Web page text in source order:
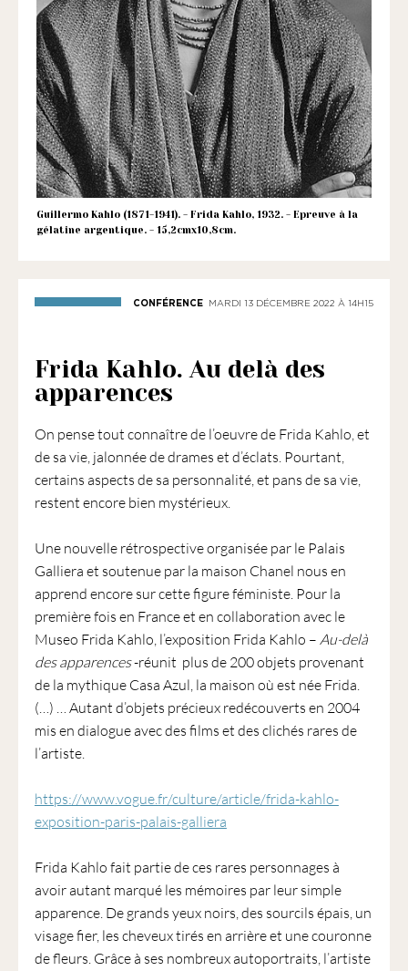
1901
ayant
une
vocation
culturelle.
Guillermo Kahlo (1871-1941). - Frida Kahlo, 1932. - Epreuve à la
gélatine argentique. - 15,2cmx10,8cm.
CONFÉRENCE MARDI 13 DÉCEMBRE 2022 À 14H15
Frida Kahlo. Au delà des
apparences
On pense tout connaître de l’oeuvre de Frida Kahlo, et
de sa vie, jalonnée de drames et d’éclats. Pourtant,
certains aspects de sa personnalité, et pans de sa vie,
restent encore bien mystérieux.
Une nouvelle rétrospective organisée par le Palais
Galliera et soutenue par la maison Chanel nous en
apprend encore sur cette figure féministe. Pour la
première fois en France et en collaboration avec le
Museo Frida Kahlo, l’exposition Frida Kahlo – Au-delà
des apparences-réunit plus de 200 objets provenant
de la mythique Casa Azul, la maison où est née Frida.
(…) … Autant d’objets précieux redécouverts en 2004
mis en dialogue avec des films et des clichés rares de
l’artiste.
https://www.vogue.fr/culture/article/frida-kahlo-
exposition-paris-palais-galliera
Frida Kahlo fait partie de ces rares personnages à
avoir autant marqué les mémoires par leur simple
apparence. De grands yeux noirs, des sourcils épais, un
visage fier, les cheveux tirés en arrière et une couronne
de fleurs. Grâce à ses nombreux autoportraits, l’artiste